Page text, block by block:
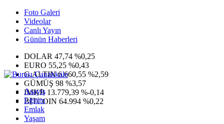
Foto Galeri
Videolar
Canlı Yayın
Günün Haberleri
DOLAR 47,74 %0,25
EURO 55,25 %0,43
G.ALTIN6.660,55 %2,59
GÜMÜŞ 98 %3,57
IMKB 13.779,39 %-0,14
BITCOIN 64.994 %0,22
Asayiş
Eğitim
Emlak
Yaşam